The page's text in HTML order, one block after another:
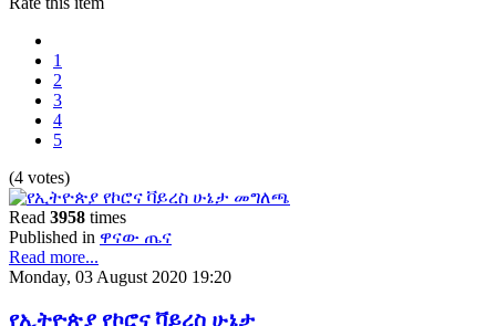
1
2
3
4
5
(4 votes)
Read 3958 times
Published in ዋናው ጤና
Read more...
Monday, 03 August 2020 19:20
የኢትዮጵያ የኮሮና ቫይረስ ሁኔታ